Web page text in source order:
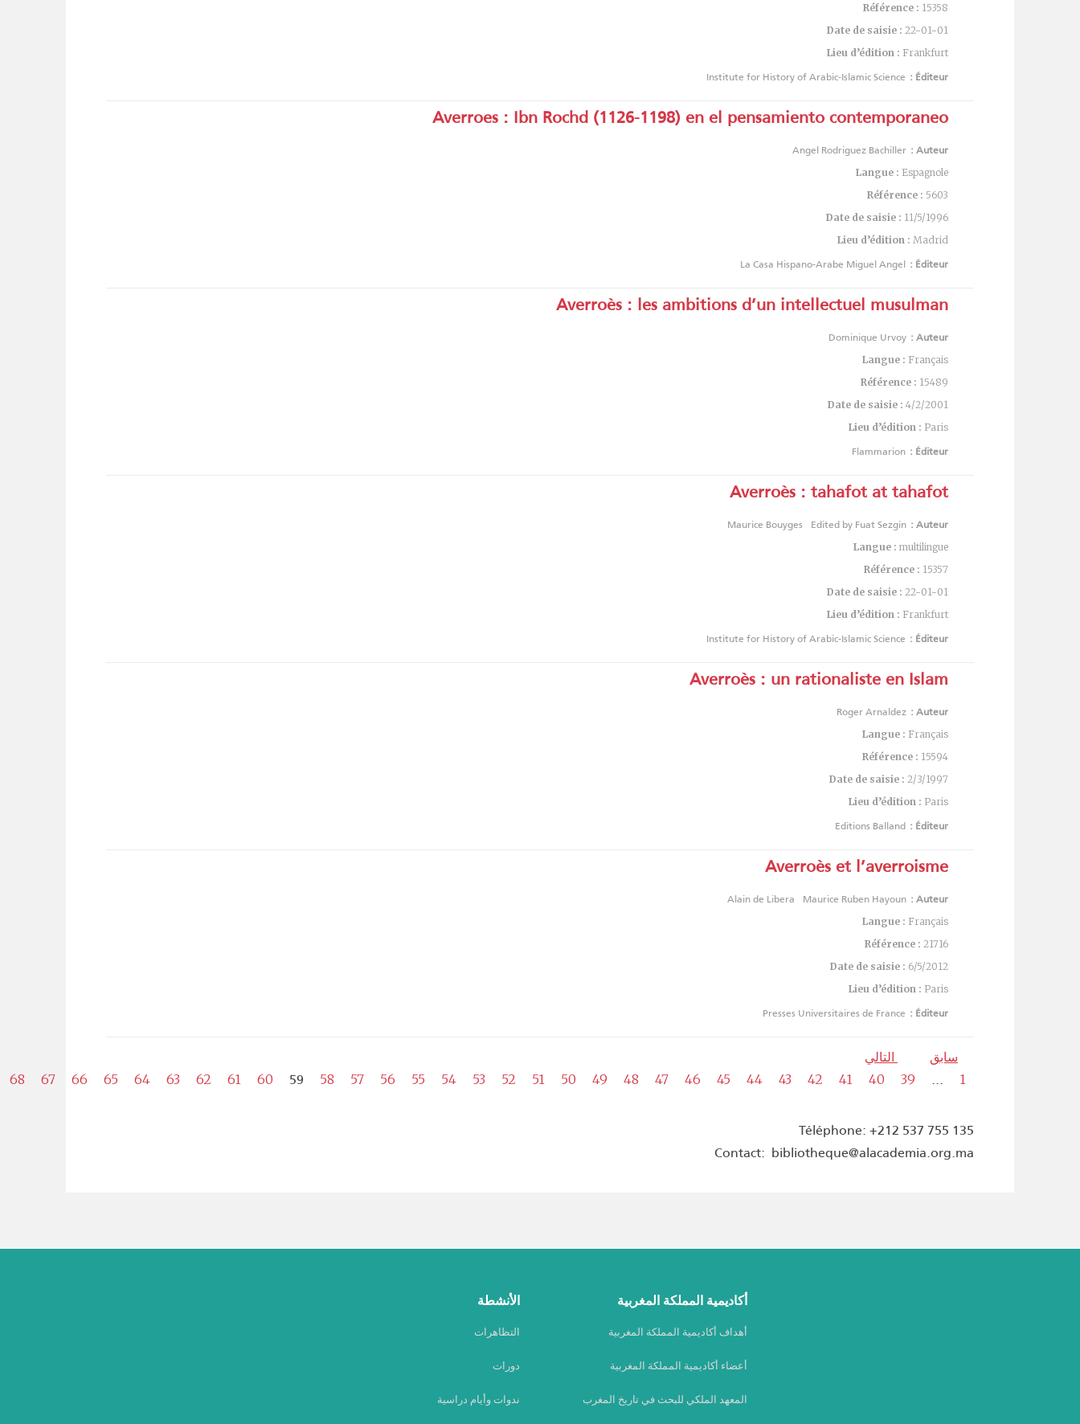
Référence : 15358
Date de saisie : 22-01-01
Lieu d’édition : Frankfurt
Éditeur :
Institute for History of Arabic-Islamic Science
Averroes : Ibn Rochd (1126-1198) en el pensamiento contemporaneo
Auteur :
Angel Rodriguez Bachiller
Langue : Espagnole
Référence : 5603
Date de saisie : 11/5/1996
Lieu d’édition : Madrid
Éditeur :
La Casa Hispano-Arabe Miguel Angel
Averroès : les ambitions d’un intellectuel musulman
Auteur :
Dominique Urvoy
Langue : Français
Référence : 15489
Date de saisie : 4/2/2001
Lieu d’édition : Paris
Éditeur :
Flammarion
Averroès : tahafot at tahafot
Auteur :
Edited by Fuat Sezgin
Maurice Bouyges
Langue : multilingue
Référence : 15357
Date de saisie : 22-01-01
Lieu d’édition : Frankfurt
Éditeur :
Institute for History of Arabic-Islamic Science
Averroès : un rationaliste en Islam
Auteur :
Roger Arnaldez
Langue : Français
Référence : 15594
Date de saisie : 2/3/1997
Lieu d’édition : Paris
Éditeur :
Editions Balland
Averroès et l’averroisme
Auteur :
Maurice Ruben Hayoun
Alain de Libera
Langue : Français
Référence : 21716
Date de saisie : 6/5/2012
Lieu d’édition : Paris
Éditeur :
Presses Universitaires de France
سابق
التالي
1
...
39
40
41
42
43
44
45
46
47
48
49
50
51
52
53
54
55
56
57
58
59
60
61
62
63
64
65
66
67
68
Téléphone: +212 537 755 135
Contact: bibliotheque@alacademia.org.ma
أكاديمية المملكة المغربية
أهداف أكاديمية المملكة المغربية
أعضاء أكاديمية المملكة المغربية
المعهد الملكي للبحث في تاريخ المغرب
الأنشطة
التظاهرات
دورات
ندوات وأيام دراسية